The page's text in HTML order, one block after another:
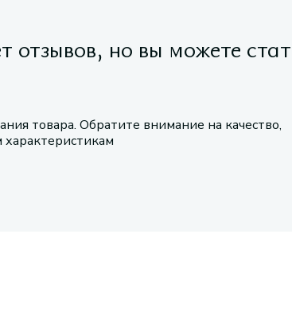
отзывов, но вы можете
товара. Обратите внимание на качество,
характеристикам